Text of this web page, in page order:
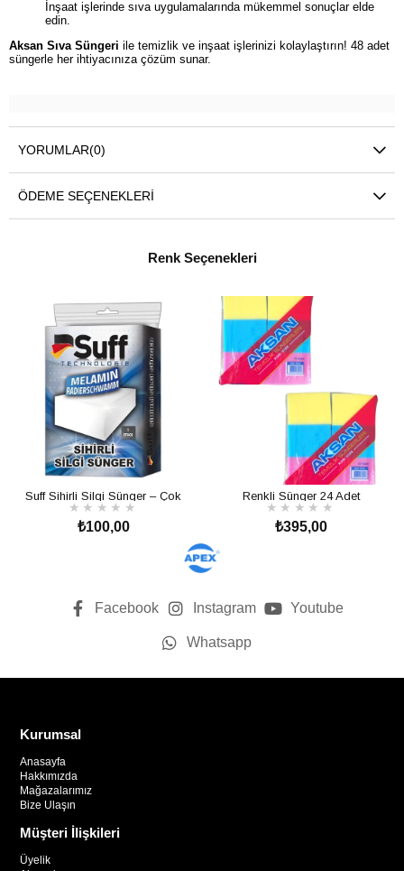
İnşaat işlerinde sıva uygulamalarında mükemmel sonuçlar elde
edin.
Aksan Sıva Süngeri ile temizlik ve inşaat işlerinizi kolaylaştırın! 48 adet
süngerle her ihtiyacınıza çözüm sunar.
YORUMLAR(0)
ÖDEME SEÇENEKLERI
Renk Seçenekleri
Suff Sihirli Silgi Sünger – Çok
Amaçlı Temizlik Süngeri
★ ★ ★ ★ ★
₺100,00
Renkli Sünger 24 Adet
★ ★ ★ ★ ★
₺395,00
Facebook Instagram Youtube
Whatsapp
Kurumsal
Anasayfa
Hakkımızda
Mağazalarımız
Bize Ulaşın
Müşteri İlişkileri
Üyelik